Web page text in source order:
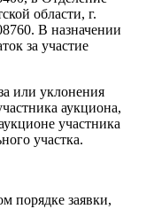
области, г.
В назначении
за участие
или уклонения
аукциона,
участника
участка.
порядке заявки,